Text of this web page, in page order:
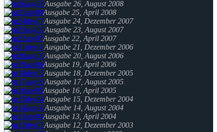
Ausgabe 26, August 2008
Ausgabe 25, April 2008
Ausgabe 24, Dezember 2007
Ausgabe 23, August 2007
Ausgabe 22, April 2007
Ausgabe 21, Dezember 2006
Ausgabe 20, August 2006
Ausgabe 19, April 2006
Ausgabe 18, Dezember 2005
Ausgabe 17, August 2005
Ausgabe 16, April 2005
Ausgabe 15, Dezember 2004
Ausgabe 14, August 2004
Ausgabe 13, April 2004
Ausgabe 12, Dezember 2003